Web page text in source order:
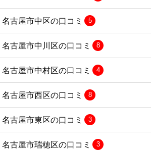
名古屋市中区の口コミ 5
名古屋市中川区の口コミ 8
名古屋市中村区の口コミ 4
名古屋市西区の口コミ 8
名古屋市東区の口コミ 3
名古屋市瑞穂区の口コミ 3